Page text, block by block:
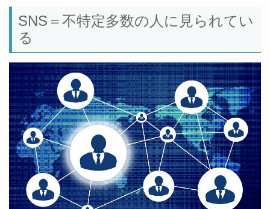
SNS＝不特定多数の人に見られてい
る